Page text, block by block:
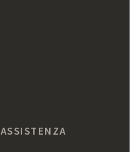
ASSISTENZA